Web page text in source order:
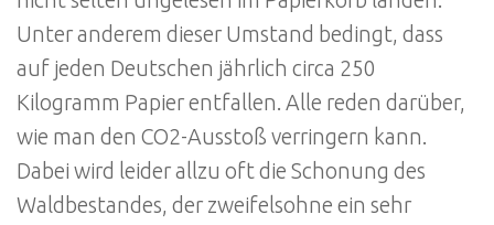
Unter anderem dieser Umstand bedingt, dass
auf jeden Deutschen jährlich circa 250
Kilogramm Papier entfallen. Alle reden darüber,
wie man den CO2-Ausstoß verringern kann.
Dabei wird leider allzu oft die Schonung des
Waldbestandes, der zweifelsohne ein sehr